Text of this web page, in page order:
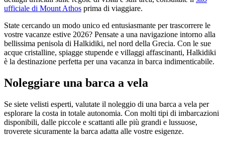
ufficiale di Mount Athos prima di viaggiare.
State cercando un modo unico ed entusiasmante per trascorrere le
vostre vacanze estive 2026? Pensate a una navigazione intorno alla
bellissima penisola di Halkidiki, nel nord della Grecia. Con le sue
acque cristalline, spiagge stupende e villaggi affascinanti, Halkidiki
è la destinazione perfetta per una vacanza in barca indimenticabile.
Noleggiare una barca a vela
Se siete velisti esperti, valutate il noleggio di una barca a vela per
esplorare la costa in totale autonomia. Con molti tipi di imbarcazioni
disponibili, dalle piccole e scattanti alle più grandi e lussuose,
troverete sicuramente la barca adatta alle vostre esigenze.